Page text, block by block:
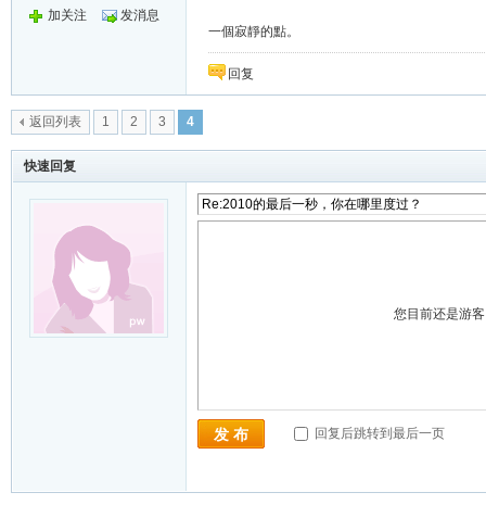
加关注
发消息
一個寂靜的點。
回复
返回列表 1 2 3 4
快速回复
您目前还是游
发 布 回复后跳转到最后一页